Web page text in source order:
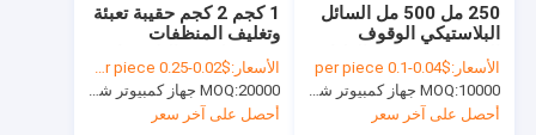
1 كجم 2 كجم حقيبة تعبئة
وتغليف المنظفات
المحمولة من البلاستيك
الأسعار:$0.02-0.25 per piece
MOQ:20000 جهاز كمبيوتر شخصى
أحصل على آخر سعر
250 مل 500 مل السائل
البلاستيكي الوقوف
الحقيبة مع صنبور الطباعة
السائل الأزرق الوقوف
أكياس قابلة لإعادة
الاستخدام
الأسعار:$0.04-0.1 per piece
MOQ:10000 جهاز كمبيوتر شخصى
أحصل على آخر سعر